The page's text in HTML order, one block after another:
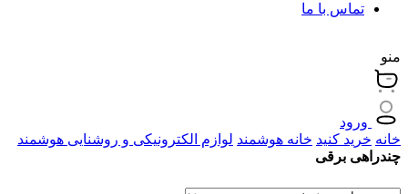
تماس با ما
منو
ورود
خانه خرید کنید خانه هوشمند لوازم الکترونیکی و روشنایی هوشمند
چندراهی برقی